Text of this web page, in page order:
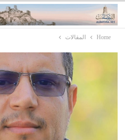
Home المقالات